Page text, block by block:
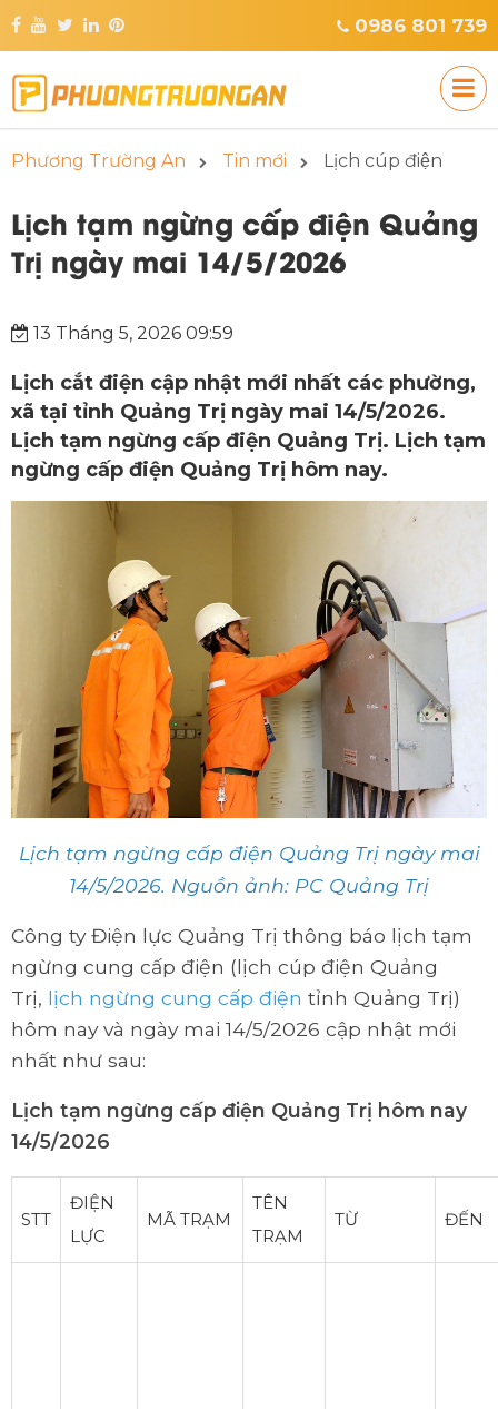
0986 801 739
Phương Trường An Tin mới Lịch cúp điện
Lịch tạm ngừng cấp điện Quảng
Trị ngày mai 14/5/2026
13 Tháng 5, 2026 09:59
Lịch cắt điện cập nhật mới nhất các phường,
xã tại tỉnh Quảng Trị ngày mai 14/5/2026.
Lịch tạm ngừng cấp điện Quảng Trị. Lịch tạm
ngừng cấp điện Quảng Trị hôm nay.
Lịch tạm ngừng cấp điện Quảng Trị ngày mai
14/5/2026. Nguồn ảnh: PC Quảng Trị
Công ty Điện lực Quảng Trị thông báo lịch tạm
ngừng cung cấp điện (lịch cúp điện Quảng
Trị, lịch ngừng cung cấp điện tỉnh Quảng Trị)
hôm nay và ngày mai 14/5/2026 cập nhật mới
nhất như sau:
Lịch tạm ngừng cấp điện Quảng Trị hôm nay
14/5/2026
STT
ĐIỆN
LỰC
MÃ TRẠM
TÊN
TRẠM
TỪ ĐẾN